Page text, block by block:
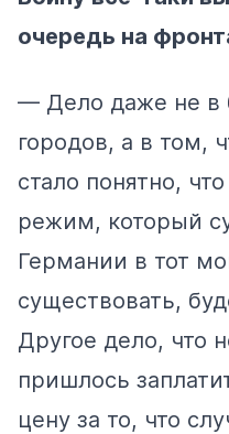
очередь на
— Дело даже не в
городов, а в том,
стало понятно,
режим, который
Германии в тот
существовать,
Другое дело, что
пришлось
цену за то, что